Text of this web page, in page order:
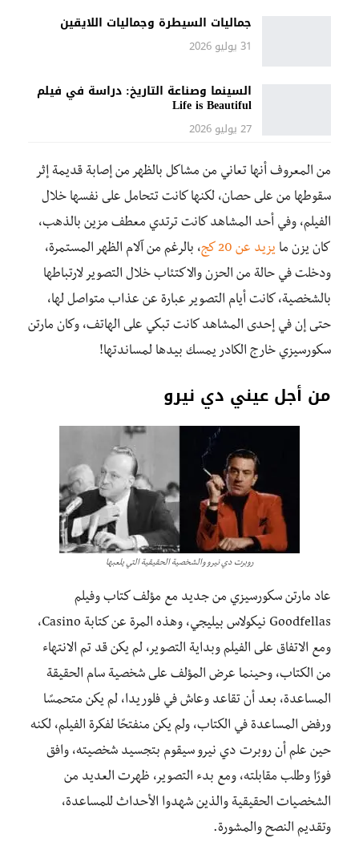
جماليات السيطرة وجماليات اللايقين
31 يوليو 2026
السينما وصناعة التاريخ: دراسة في فيلم
Life is Beautiful
27 يوليو 2026
من المعروف أنها تعاني من مشاكل بالظهر من إصابة قديمة إثر
سقوطها من على حصان، لكنها كانت تتحامل على نفسها خلال
الفيلم، وفي أحد المشاهد كانت ترتدي معطف مزين بالذهب،
كان يزن ما يزيد عن 20 كج
، بالرغم من آلام الظهر المستمرة،
ودخلت في حالة من الحزن والاكتئاب خلال التصوير لارتباطها
بالشخصية، كانت أيام التصوير عبارة عن عذاب متواصل لها،
حتى إن في إحدى المشاهد كانت تبكي على الهاتف، وكان مارتن
سكورسيزي خارج الكادر يمسك بيدها لمساندتها!
من أجل عيني دي نيرو
روبرت دي نيرو والشخصية الحقيقية التي يلعبها
عاد مارتن سكورسيزي من جديد مع مؤلف كتاب وفيلم
Goodfellas نيكولاس بيليجي، وهذه المرة عن كتابة Casino،
ومع الاتفاق على الفيلم وبداية التصوير، لم يكن قد تم الانتهاء
من الكتاب، وحينما عرض المؤلف على شخصية سام الحقيقة
المساعدة، بعد أن تقاعد وعاش في فلوريدا، لم يكن متحمسًا
ورفض المساعدة في الكتاب، ولم يكن منفتحًا لفكرة الفيلم، لكنه
حين علم أن روبرت دي نيرو سيقوم بتجسيد شخصيته، وافق
فورًا وطلب مقابلته، ومع بدء التصوير، ظهرت العديد من
الشخصيات الحقيقية والذين شهدوا الأحداث للمساعدة،
وتقديم النصح والمشورة.